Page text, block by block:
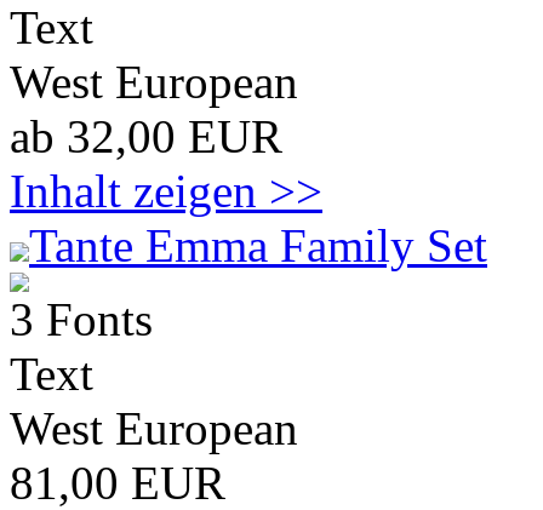
Text
West European
ab 32,00 EUR
Inhalt zeigen >>
Tante Emma Family Set
3 Fonts
Text
West European
81,00 EUR